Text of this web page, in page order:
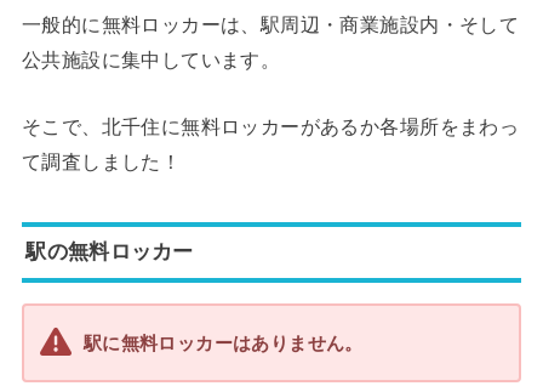
一般的に無料ロッカーは、駅周辺・商業施設内・そして
公共施設に集中しています。
そこで、北千住に無料ロッカーがあるか各場所をまわっ
て調査しました！
駅の無料ロッカー
駅に無料ロッカーはありません。